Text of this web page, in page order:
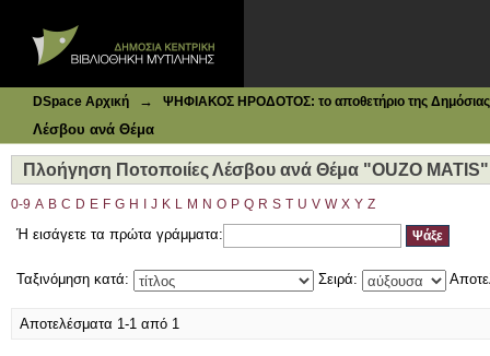
DSpace Αρχική → ΨΗΦΙΑΚΟΣ ΗΡΟΔΟΤΟΣ: το αποθετήριο της Δημόσιας
Λέσβου ανά Θέμα
Πλοήγηση Ποτοποιίες Λέσβου ανά Θέμα "OUZO MATIS"
0-9 A B C D E F G H J K L M N O P Q R S T U V W X Y Z
Ή εισάγετε τα πρώτα γράμματα:
Ταξινόμηση κατά: Σειρά:
Αποτελέσματα 1-1 από 1